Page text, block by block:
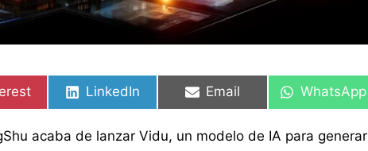
en
LinkedIn
en
Email
en
WhatsApp
acaba de lanzar Vidu, un modelo de IA para generar
en
en
en